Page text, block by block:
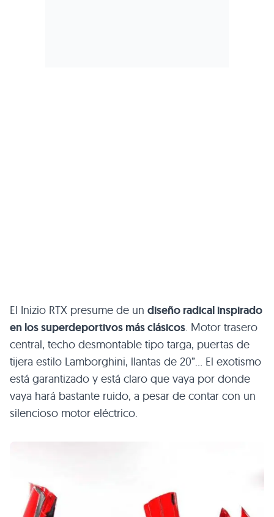
El Inizio RTX presume de un diseño radical inspirado
en los superdeportivos más clásicos. Motor trasero
central, techo desmontable tipo targa, puertas de
tijera estilo Lamborghini, llantas de 20”… El exotismo
está garantizado y está claro que vaya por donde
vaya hará bastante ruido, a pesar de contar con un
silencioso motor eléctrico.